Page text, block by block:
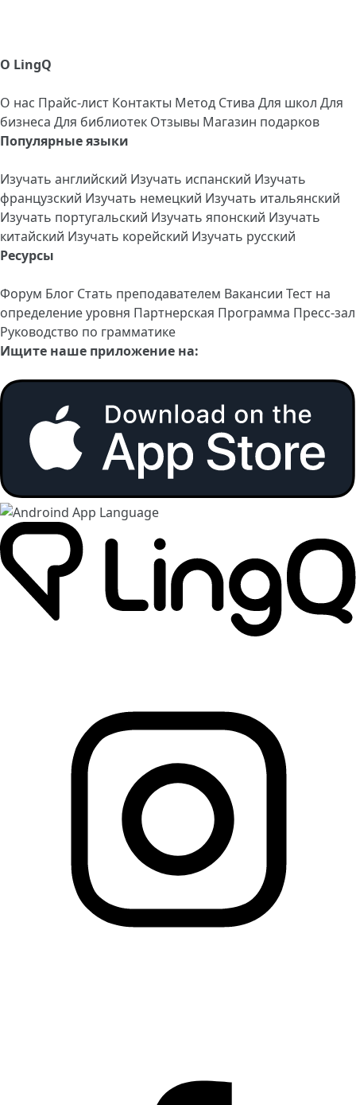
О LingQ
О нас Прайс-лист Контакты Метод Стива Для школ Для
бизнеса Для библиотек Отзывы Магазин подарков
Популярные языки
Изучать английский Изучать испанский Изучать
французский Изучать немецкий Изучать итальянский
Изучать португальский Изучать японский Изучать
китайский Изучать корейский Изучать русский
Ресурсы
Форум Блог Стать преподавателем Вакансии Тест на
определение уровня Партнерская Программа Пресс-зал
Руководство по грамматике
Ищите наше приложение на: